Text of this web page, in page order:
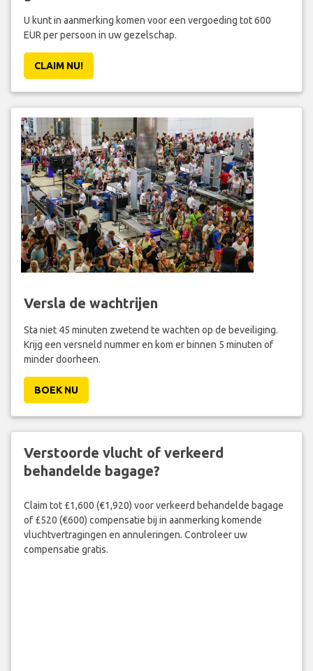
U kunt in aanmerking komen voor een vergoeding tot 600
EUR per persoon in uw gezelschap.
CLAIM NU!
Versla de wachtrijen
Sta niet 45 minuten zwetend te wachten op de beveiliging.
Krijg een versneld nummer en kom er binnen 5 minuten of
minder doorheen.
BOEK NU
Verstoorde vlucht of verkeerd
behandelde bagage?
Claim tot £1,600 (€1,920) voor verkeerd behandelde bagage
of £520 (€600) compensatie bij in aanmerking komende
vluchtvertragingen en annuleringen. Controleer uw
compensatie gratis.